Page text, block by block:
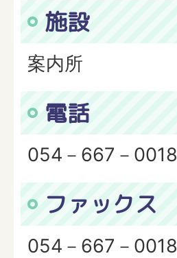
施設
案内所
電話
054－667－0018
ファックス
054－667－0018